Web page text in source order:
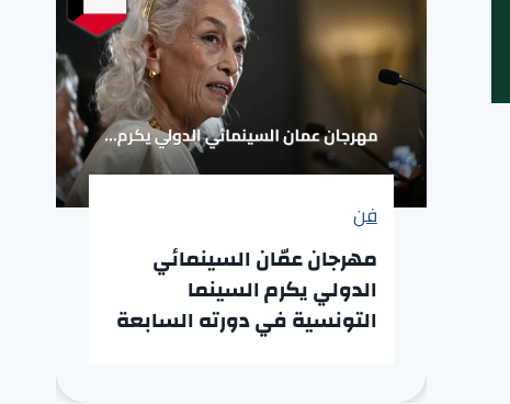
فن
مهرجان عمّان السينمائي
الدولي يكرم السينما
التونسية في دورته السابعة